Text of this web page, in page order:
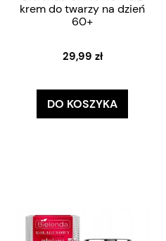
krem do twarzy na dzień
60+
29,99 zł
DO KOSZYKA